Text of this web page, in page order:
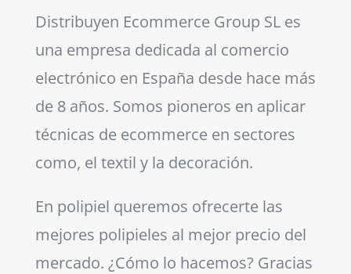
Distribuyen Ecommerce Group SL es
una empresa dedicada al comercio
electrónico en España desde hace más
de 8 años. Somos pioneros en aplicar
técnicas de ecommerce en sectores
como, el textil y la decoración.
En polipiel queremos ofrecerte las
mejores polipieles al mejor precio del
mercado. ¿Cómo lo hacemos? Gracias